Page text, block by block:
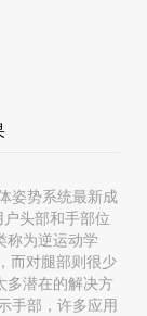
姿势系统最新成
头部和手部位
称为逆运动学
而对腿部则很少
多潜在的解决方
手部，许多应用